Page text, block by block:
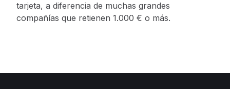
tarjeta, a diferencia de muchas grandes
compañías que retienen 1.000 € o más.